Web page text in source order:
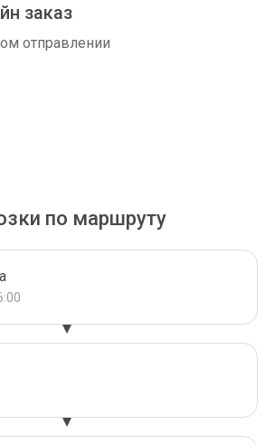
заказ
отправлении
по маршруту